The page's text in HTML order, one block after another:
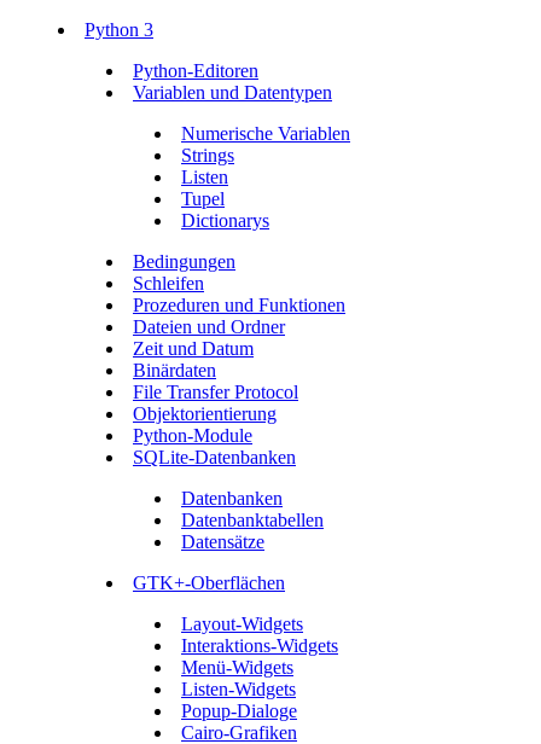
Python 3
Python-Editoren
Variablen und Datentypen
Numerische Variablen
Strings
Listen
Tupel
Dictionarys
Bedingungen
Schleifen
Prozeduren und Funktionen
Dateien und Ordner
Zeit und Datum
Binärdaten
File Transfer Protocol
Objektorientierung
Python-Module
SQLite-Datenbanken
Datenbanken
Datenbanktabellen
Datensätze
GTK+-Oberflächen
Layout-Widgets
Interaktions-Widgets
Menü-Widgets
Listen-Widgets
Popup-Dialoge
Cairo-Grafiken